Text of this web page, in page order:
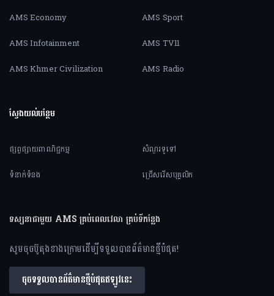
AMS Economy
AMS Infotainment
AMS Khmer Civilization
AMS Sport
AMS TV11
AMS Radio
ស្វែងយល់បន្ថែម
ផ្សព្វផ្សាយពាណិជ្ជកម្ម
ទំនាក់ទំនង
សំណួរទូទៅ
ជ្រើសរើសបុគ្គលិក
ទស្សនាជាមួយ AMS គ្រប់ពេលវេលា គ្រប់ទីកន្លែង
សូមចុចប៊ូតុងខាងក្រោមដើម្បីទទួលបានព័ត៌មានថ្មីបំផុត!
ចុចទទួលបានព័ត៌មានថ្មីបំផុតឥឡូវនេះ